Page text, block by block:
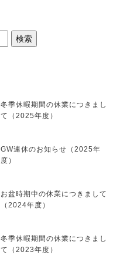
冬季休暇期間の休業につきまし
て（2025年度）
GW連休のお知らせ（2025年
度）
お盆時期中の休業につきまして
（2024年度）
冬季休暇期間の休業につきまし
て（2023年度）